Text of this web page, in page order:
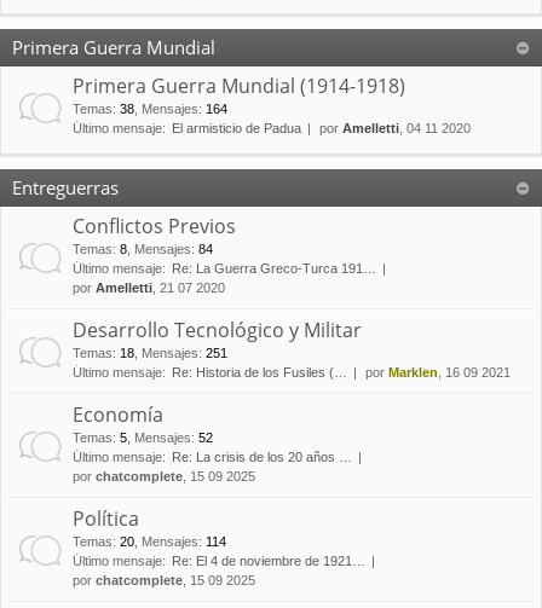
Primera Guerra Mundial
Primera Guerra Mundial (1914-1918)
Temas: 38 Mensajes: 164
Último mensaje:
El armisticio de Padua por Amelletti , 04 11 2020
Entreguerras
Conflictos Previos
Temas: 8 Mensajes: 84
Último mensaje:
Re: La Guerra Greco-Turca 191…
por Amelletti , 21 07 2020
Desarrollo Tecnológico y Militar
Temas: 18 Mensajes: 251
Último mensaje:
Re: Historia de los Fusiles (… por Marklen , 16 09 2021
Economía
Temas: 5 Mensajes: 52
Último mensaje:
Re: La crisis de los 20 años …
por chatcomplete , 15 09 2025
Política
Temas: 20 Mensajes: 114
Último mensaje:
Re: El 4 de noviembre de 1921…
por chatcomplete , 15 09 2025